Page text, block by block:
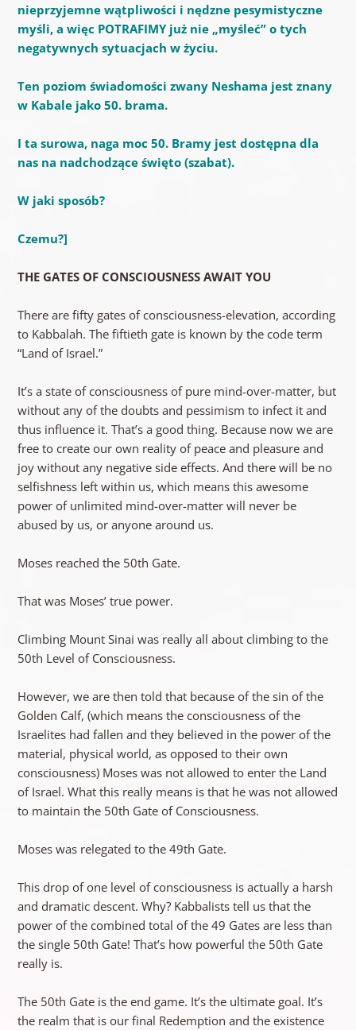
nieprzyjemne wątpliwości i nędzne pesymistyczne
myśli, a więc POTRAFIMY już nie „myśleć” o tych
negatywnych sytuacjach w życiu.
Ten poziom świadomości zwany Neshama jest znany
w Kabale jako 50. brama.
I ta surowa, naga moc 50. Bramy jest dostępna dla
nas na nadchodzące święto (szabat).
W jaki sposób?
Czemu?]
THE GATES OF CONSCIOUSNESS AWAIT YOU
There are fifty gates of consciousness-elevation, according
to Kabbalah. The fiftieth gate is known by the code term
“Land of Israel.”
It’s a state of consciousness of pure mind-over-matter, but
without any of the doubts and pessimism to infect it and
thus influence it. That’s a good thing. Because now we are
free to create our own reality of peace and pleasure and
joy without any negative side effects. And there will be no
selfishness left within us, which means this awesome
power of unlimited mind-over-matter will never be
abused by us, or anyone around us.
Moses reached the 50th Gate.
That was Moses’ true power.
Climbing Mount Sinai was really all about climbing to the
50th Level of Consciousness.
However, we are then told that because of the sin of the
Golden Calf, (which means the consciousness of the
Israelites had fallen and they believed in the power of the
material, physical world, as opposed to their own
consciousness) Moses was not allowed to enter the Land
of Israel. What this really means is that he was not allowed
to maintain the 50th Gate of Consciousness.
Moses was relegated to the 49th Gate.
This drop of one level of consciousness is actually a harsh
and dramatic descent. Why? Kabbalists tell us that the
power of the combined total of the 49 Gates are less than
the single 50th Gate! That’s how powerful the 50th Gate
really is.
The 50th Gate is the end game. It’s the ultimate goal. It’s
the realm that is our final Redemption and the existence